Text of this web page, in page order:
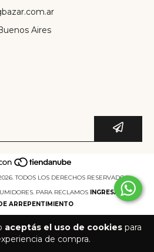
aceptás el uso de cookiespara
de compra.
Aires
TODOS LOS DERECHOS RESERVADOS.
PARA RECLAMOS
INGRESÁ ACÁ.
ARREPENTIMIENTO